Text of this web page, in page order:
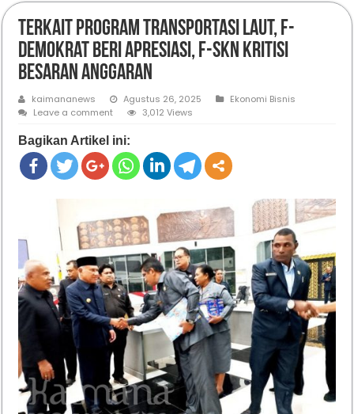
Terkait Program Transportasi Laut, F-
Demokrat Beri Apresiasi, F-SKN Kritisi
Besaran Anggaran
kaimananews Agustus 26, 2025
Ekonomi Bisnis
Leave a comment
3,012 Views
Bagikan Artikel ini: